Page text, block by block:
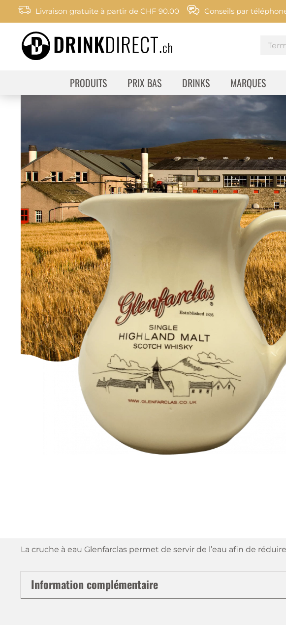
Livraison gratuite à partir de CHF 90.00 Conseils par
PRODUITS PRIX BAS DRINKS MARQUES
La cruche à eau Glenfarclas permet de servir de l’eau afin de
Information complémentaire